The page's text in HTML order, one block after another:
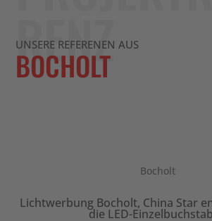
RENZ
UNSERE REFERENEN AUS
BOCHOLT
Bocholt
Lichtwerbung Bocholt, China Star
die LED-